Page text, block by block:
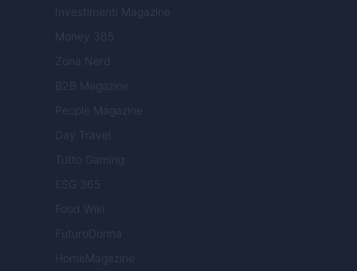
Investimenti Magazine
Money 365
Zona Nerd
B2B Magazine
People Magazine
Day Travel
Tutto Gaming
ESG 365
Food Wiki
FuturoDonna
HomeMagazine